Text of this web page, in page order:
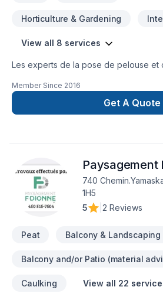
Horticulture & Gardening
View all 8 services
Les experts de la pose de pelouse et
Member Since 2016
Get A Quote
Paysagement
740
1H5
5
2 Reviews
Peat Balcony & Landscaping
Balcony and/or Patio (material
Caulking View all 22